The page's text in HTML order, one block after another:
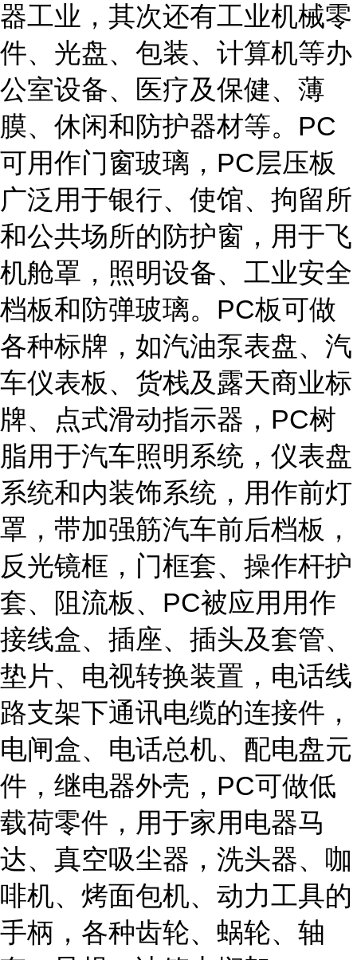
器工业，其次还有工业机械零
件、光盘、包装、计算机等办
公室设备、医疗及保健、薄
膜、休闲和防护器材等。PC
可用作门窗玻璃，PC层压板
广泛用于银行、使馆、拘留所
和公共场所的防护窗，用于飞
机舱罩，照明设备、工业安全
档板和防弹玻璃。PC板可做
各种标牌，如汽油泵表盘、汽
车仪表板、货栈及露天商业标
牌、点式滑动指示器，PC树
脂用于汽车照明系统，仪表盘
系统和内装饰系统，用作前灯
罩，带加强筋汽车前后档板，
反光镜框，门框套、操作杆护
套、阻流板、PC被应用用作
接线盒、插座、插头及套管、
垫片、电视转换装置，电话线
路支架下通讯电缆的连接件，
电闸盒、电话总机、配电盘元
件，继电器外壳，PC可做低
载荷零件，用于家用电器马
达、真空吸尘器，洗头器、咖
啡机、烤面包机、动力工具的
手柄，各种齿轮、蜗轮、轴